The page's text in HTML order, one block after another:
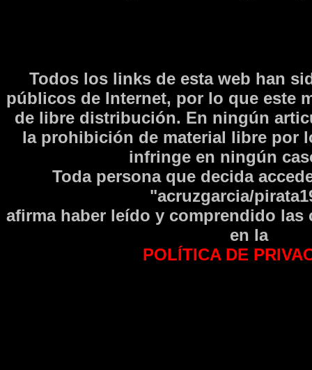
Todos los links de esta web han
públicos de Internet, por lo que este
de libre distribución. En ningún
la prohibición de material libre por
infringe en ningún
Toda persona que decida
"acruzgarcia/
afirma haber leí­do y comprendido las
en la
POLÍTICA DE